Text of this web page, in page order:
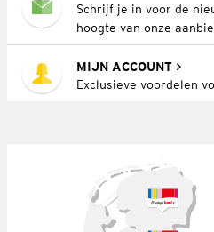
Schrijf je in voor de
hoogte van onze
MIJN ACCOUNT
Exclusieve voordelen